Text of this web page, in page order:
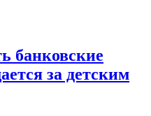
банковские
за детским